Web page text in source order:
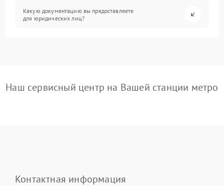
Какую документацию вы предоставляете
для юридических лиц?
Наш сервисный центр на Вашей станции метро
Контактная информация